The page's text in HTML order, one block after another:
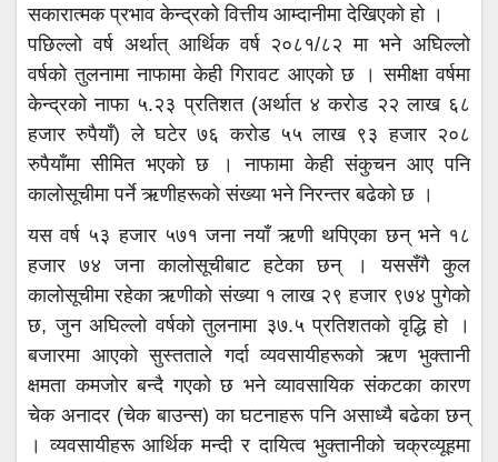
सकारात्मक प्रभाव केन्द्रको वित्तीय आम्दानीमा देखिएको हो ।
पछिल्लो वर्ष अर्थात् आर्थिक वर्ष २०८१/८२ मा भने अघिल्लो
वर्षको तुलनामा नाफामा केही गिरावट आएको छ । समीक्षा वर्षमा
केन्द्रको नाफा ५.२३ प्रतिशत (अर्थात ४ करोड २२ लाख ६८
हजार रुपैयाँ) ले घटेर ७६ करोड ५५ लाख ९३ हजार २०८
रुपैयाँमा सीमित भएको छ । नाफामा केही संकुचन आए पनि
कालोसूचीमा पर्ने ऋणीहरूको संख्या भने निरन्तर बढेको छ ।
यस वर्ष ५३ हजार ५७१ जना नयाँ ऋणी थपिएका छन् भने १८
हजार ७४ जना कालोसूचीबाट हटेका छन् । यससँगै कुल
कालोसूचीमा रहेका ऋणीको संख्या १ लाख २९ हजार ९७४ पुगेको
छ, जुन अघिल्लो वर्षको तुलनामा ३७.५ प्रतिशतको वृद्धि हो ।
बजारमा आएको सुस्तताले गर्दा व्यवसायीहरूको ऋण भुक्तानी
क्षमता कमजोर बन्दै गएको छ भने व्यावसायिक संकटका कारण
चेक अनादर (चेक बाउन्स) का घटनाहरू पनि असाध्यै बढेका छन्
। व्यवसायीहरू आर्थिक मन्दी र दायित्व भुक्तानीको चक्रव्यूहमा